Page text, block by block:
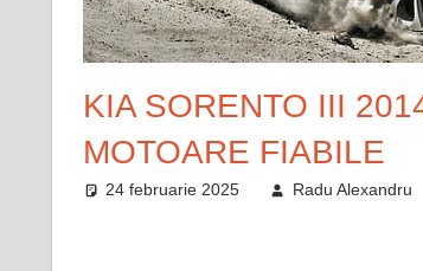
KIA SORENTO III
MOTOARE FIABILE
24 februarie 2025 Radu Alexandru